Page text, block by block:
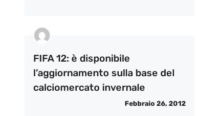
FIFA 12: è disponibile
l’aggiornamento sulla base del
calciomercato invernale
Febbraio 26, 2012